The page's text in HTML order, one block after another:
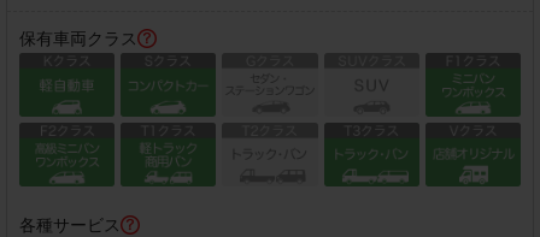
保有車両クラス
各種サービス